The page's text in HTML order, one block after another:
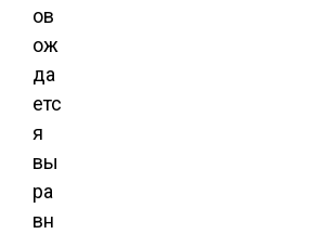
ов
ож
да
етс
я
вы
ра
вн